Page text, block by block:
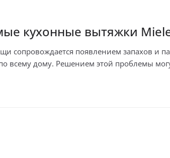
кухонные вытяжки
сопровождается появлением запахов и
всему дому. Решением этой проблемы